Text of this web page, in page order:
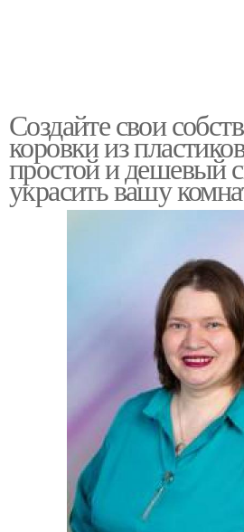
Создайте свои
коровки из
простой и дешевый
украсить вашу